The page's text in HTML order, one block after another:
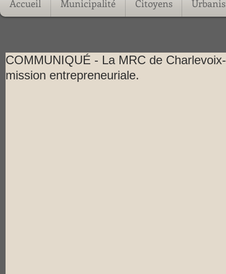
Accueil Municipalité Citoyens
COMMUNIQUÉ - La MRC de
mission entrepreneuriale.